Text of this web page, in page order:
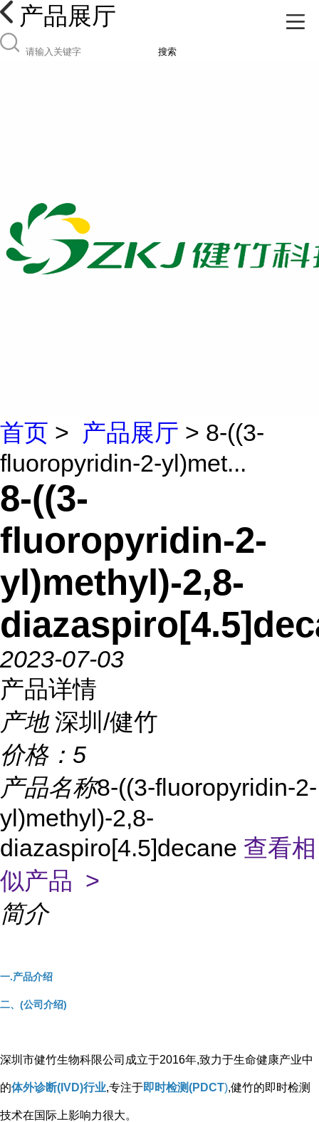
产品展厅
搜索
首页 > 产品展厅 > 8-((3-
fluoropyridin-2-yl)met...
8-((3-
fluoropyridin-2-
yl)methyl)-2,8-
2023-07-03
产品详情
产地 深圳/健竹
价格： 5
产品名称8-((3-fluoropyridin-2-
yl)methyl)-2,8-
diazaspiro[4.5]decane 查看相
似产品 >
简介
一.产品介绍
二、(公司介绍)
深圳市健竹生物科限公司成立于2016年,致力于生命健康产业中
的体外诊断(IVD)行业,专注于即时检测(PDCT),健竹的即时检测
技术在国际上影响力很大。